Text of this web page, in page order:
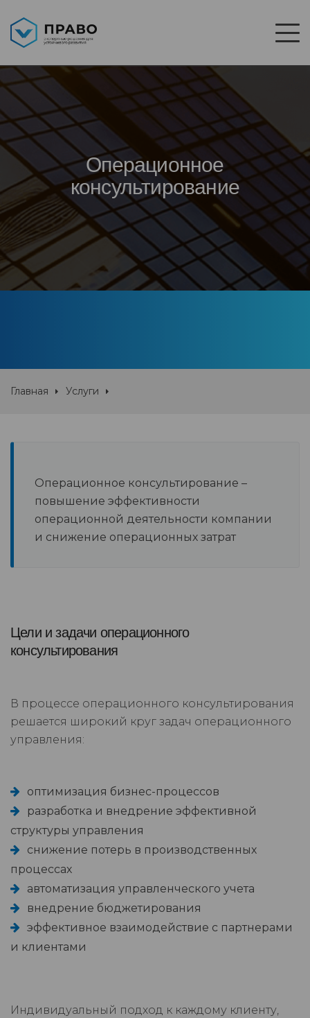
Операционное
консультирование
Главная Услуги
Операционное консультирование –
повышение эффективности
операционной деятельности компании
и снижение операционных затрат
Цели и задачи операционного
консультирования
В процессе операционного консультирования
решается широкий круг задач операционного
управления:
оптимизация бизнес-процессов
разработка и внедрение эффективной
структуры управления
снижение потерь в производственных
процессах
автоматизация управленческого учета
внедрение бюджетирования
эффективное взаимодействие с партнерами
и клиентами
Индивидуальный подход к каждому клиенту,